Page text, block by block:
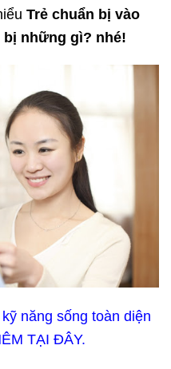
Trẻ chuẩn bị vào
bị những gì? nhé!
năng sống toàn diện
TẠI ĐÂY.